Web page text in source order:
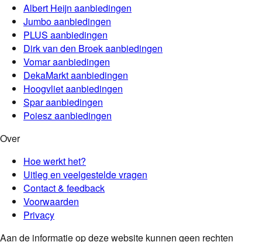
Albert Heijn aanbiedingen
Jumboaanbiedingen
PLUS aanbiedingen
Dirk van den Broekaanbiedingen
Vomaraanbiedingen
DekaMarktaanbiedingen
Hoogvlietaanbiedingen
Sparaanbiedingen
Poieszaanbiedingen
Over
Hoe werkt het?
Uitleg en veelgestelde vragen
Contact & feedback
Voorwaarden
Privacy
Aan de informatie op deze website kunnen geen rechten